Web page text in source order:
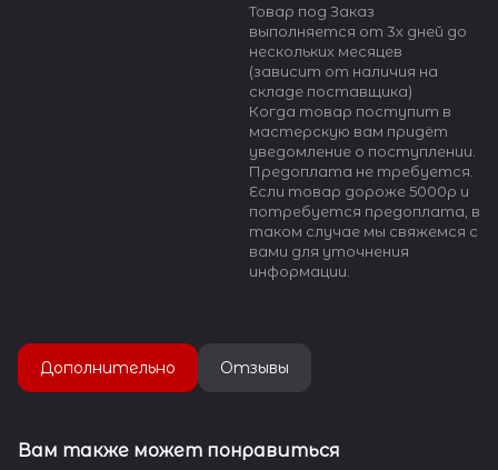
Товар под Заказ
выполняется от 3х дней до
нескольких месяцев
(зависит от наличия на
складе поставщика)
Когда товар поступит в
мастерскую вам придёт
уведомление о поступлении.
Предоплата не требуется.
Если товар дороже 5000р и
потребуется предоплата, в
таком случае мы свяжемся с
вами для уточнения
информации.
Дополнительно Отзывы
Вам также может понравиться